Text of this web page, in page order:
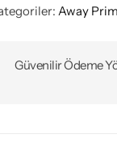
Away
Güvenilir Ödeme